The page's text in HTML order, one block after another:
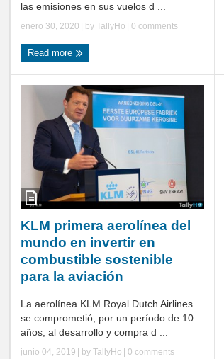
las emisiones en sus vuelos d ...
enero 30, 2020 | by TallyHo 0 comments
Read more
KLM primera aerolínea del
mundo en invertir en
combustible sostenible
para la aviación
La aerolínea KLM Royal Dutch Airlines
se comprometió, por un período de 10
años, al desarrollo y compra d ...
junio 04, 2019 | by TallyHo | 0 comments